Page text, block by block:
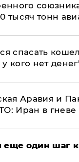
тысяч тонн
спасать
кого нет
Аравия и
Иран в гневе
один шаг